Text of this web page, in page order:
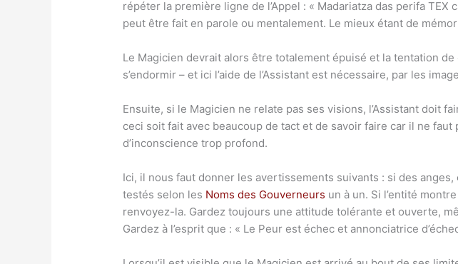
répéter la première ligne de l’Appel : « Madariatza das perifa
peut être fait en parole ou mentalement. Le mieux étant de
Le Magicien devrait alors être totalement épuisé et la tentation
s’endormir – et ici l’aide de l’Assistant est nécessaire, par les
Ensuite, si le Magicien ne relate pas ses visions, l’Assistant doit
ceci soit fait avec beaucoup de tact et de savoir faire car il ne
d’inconscience trop profond.
Ici, il nous faut donner les avertissements suivants : si des
testés selon les Noms des Gouverneurs un à un. Si l’entité
renvoyez-la. Gardez toujours une attitude tolérante et ouverte,
Gardez à l’esprit que : « Le Peur est échec et annonciatrice